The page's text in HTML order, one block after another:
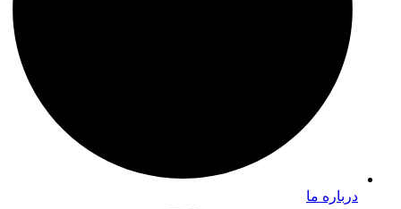
درباره ما